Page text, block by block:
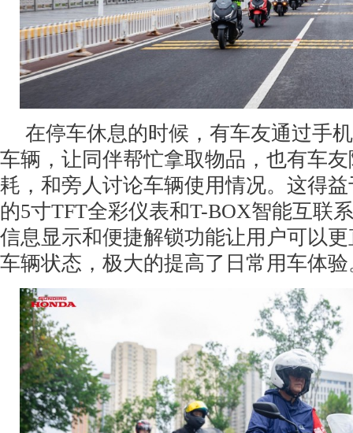
在停车休息的时候，有车友通过手
车辆，让同伴帮忙拿取物品，也有车
耗，和旁人讨论车辆使用情况。这得益
的5寸TFT全彩仪表和T-BOX智能互联
信息显示和便捷解锁功能让用户可以
车辆状态，极大的提高了日常用车体验